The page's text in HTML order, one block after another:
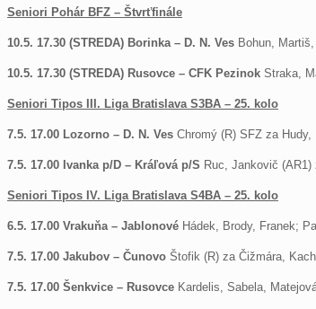
Seniori Pohár BFZ – Štvrťfinále
10.5. 17.30 (STREDA) Borinka – D. N. Ves Bohun,
10.5. 17.30 (STREDA) Rusovce – CFK Pezinok Straka,
Seniori Tipos III. Liga Bratislava S3BA – 25. kolo
7.5. 17.00 Lozorno – D. N. Ves Chromý (R) SFZ za
7.5. 17.00 Ivanka p/D – Kráľová p/S Ruc, Jankovič
Seniori Tipos IV. Liga Bratislava S4BA – 25. kolo
6.5. 17.00 Vrakuňa – Jablonové Hádek, Brody, Franek;
7.5. 17.00 Jakubov – Čunovo Štofik (R) za Čižmára,
7.5. 17.00 Šenkvice – Rusovce Kardelis, Sabela,